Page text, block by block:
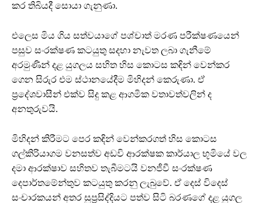
කර තිබියදී සොයා ගැනුණා.
එලෙස මිය ගිය සත්වයාගේ පශ්චාත් මරණ පරීක්ෂණයෙන්
පසුව සංරක්ෂණ කටයුතු සදහා නැවත ලබා ගැනීමේ
අරමුණින් දළ යුගලය සහිත හිස කොටස කඳින් වෙන්කර
ගෙන සිරුර එම ස්ථානයේදීම මිහිදන් කෙරුණා. ඒ
ප්‍රදේශවාසීන් එක්ව සිදු කළ ආගමික වතාවත්වලින් ද
අනතුරුවයි.
මිහිදන් කිරීමට පෙර කඳින් වෙන්කරගත් හිස කොටස
ගල්කිරියාගම වනසත්ව අඩවි ආරක්ෂක කාර්යාල භූමියේ වල
දමා ආරක්ෂාව සහිතව තැබීමටයි වනජීවී සංරක්ෂණ
දෙපාර්තමේන්තුව කටයුතු කරනු ලැබුවේ. ඒ දෙස් විදෙස්
සංචාරකයන් අතර සුප්‍රසිද්දියට පත්ව සිටි බරණගේ දළ යුගල